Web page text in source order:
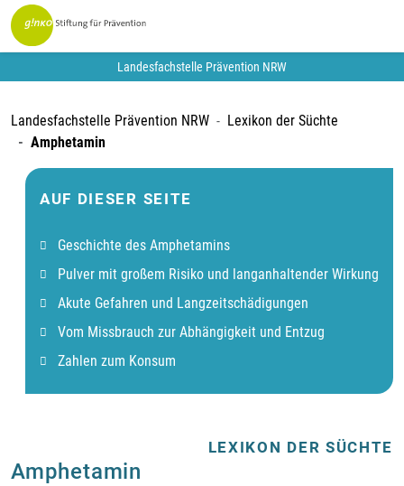
Landesfachstelle Prävention NRW
Landesfachstelle Prävention NRW
Lexikon der Süchte
Amphetamin
AUF DIESER SEITE
Geschichte des Amphetamins
Pulver mit großem Risiko und langanhaltender Wirkung
Akute Gefahren und Langzeitschädigungen
Vom Missbrauch zur Abhängigkeit und Entzug
Zahlen zum Konsum
LEXIKON DER SÜCHTE
Amphetamin